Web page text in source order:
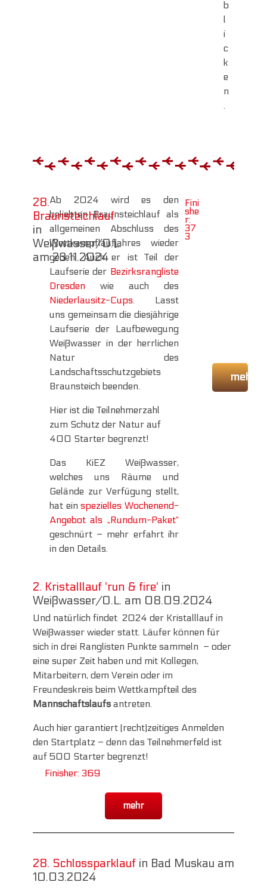
b
l
i
c
k
e
n
.
28.
Braunsteichlauf
in
Weißwasser/O.L.
am 23.11.2024
Ab 2024 wird es den
beliebten Braunsteichlauf als
allgemeinen Abschluss des
Wettkampflaufjahres wieder
geben. Auch er ist Teil der
Laufserie der Bezirksrangliste
Dresden wie auch des
Niederlausitz-Cups. Lasst
uns gemeinsam die diesjährige
Laufserie der Laufbewegung
Weißwasser in der herrlichen
Natur des
Landschaftsschutzgebiets
Braunsteich beenden.
Hier ist die Teilnehmerzahl
zum Schutz der Natur auf
400 Starter begrenzt!
Das KiEZ Weißwasser,
welches uns Räume und
Gelände zur Verfügung stellt,
hat einspezielles Wochenend-
Angebot als „Rundum-Paket“
geschnürt – mehr erfahrt ihr
in den Details.
Fini
she
r:
37
3
mehr
2. Kristalllauf 'run & fire' in
Weißwasser/O.L. am 08.09.2024
Und natürlich findet 2024 der Kristalllauf in
Weißwasser wieder statt. Läufer können für
sich in drei Ranglisten Punkte sammeln – oder
eine super Zeit haben und mit Kollegen,
Mitarbeitern, dem Verein oder im
Freundeskreis beim Wettkampfteil des
Mannschaftslaufs antreten.
Auch hier garantiert (recht)zeitiges Anmelden
den Startplatz – denn das Teilnehmerfeld ist
auf 500 Starter begrenzt!
Finisher: 369
mehr
28. Schlossparklauf in Bad Muskau am
10.03.2024